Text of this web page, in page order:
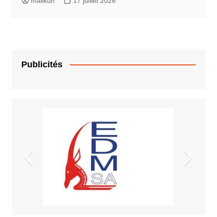
Publicités